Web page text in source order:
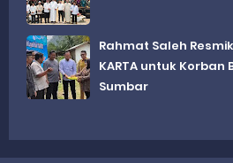
Rahmat Saleh
KARTA untuk Korban
Sumbar